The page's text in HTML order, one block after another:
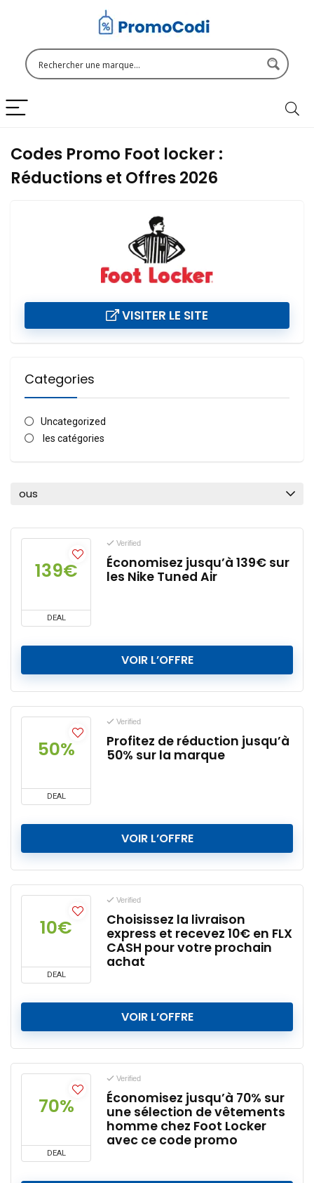
Codes Promo Foot locker :
Réductions et Offres 2026
VISITER LE SITE
Categories
Uncategorized
les catégories
ous
139€
DEAL
Verified
Économisez jusqu’à 139€ sur
les Nike Tuned Air
VOIR L’OFFRE
50%
DEAL
Verified
Profitez de réduction jusqu’à
50% sur la marque
VOIR L’OFFRE
10€
DEAL
Verified
Choisissez la livraison
express et recevez 10€ en FLX
CASH pour votre prochain
achat
VOIR L’OFFRE
70%
DEAL
Verified
Économisez jusqu’à 70% sur
une sélection de vêtements
homme chez Foot Locker
avec ce code promo